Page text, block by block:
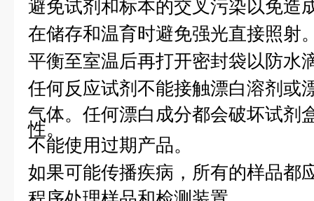
避免试剂和标本的交叉污染以免造
在储存和温育时避免强光直接照射
平衡至室温后再打开密封袋以防水
任何反应试剂不能接触漂白溶剂或
气体。任何漂白成分都会破坏试剂
性。
不能使用过期产品。
如果可能传播疾病，所有的样品都
程序处理样品和检测装置。